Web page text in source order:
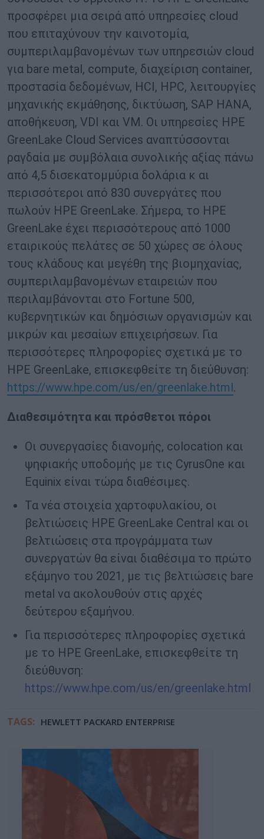
προσφέρει μια σειρά από υπηρεσίες cloud
που επιταχύνουν την καινοτομία,
συμπεριλαμβανομένων των υπηρεσιών cloud
για bare metal, compute, διαχείριση container,
προστασία δεδομένων, HCI, HPC, λειτουργίες
μηχανικής εκμάθησης, δικτύωση, SAP HANA,
αποθήκευση, VDI και VM. Οι υπηρεσίες HPE
GreenLake Cloud Services αναπτύσσονται
ραγδαία με συμβόλαια συνολικής αξίας πάνω
από 4,5 δισεκατομμύρια δολάρια κ αι
περισσότεροι από 830 συνεργάτες που
πωλούν HPE GreenLake. Σήμερα, το HPE
GreenLake έχει περισσότερους από 1000
εταιρικούς πελάτες σε 50 χώρες σε όλους
τους κλάδους και μεγέθη της βιομηχανίας,
συμπεριλαμβανομένων εταιρειών που
περιλαμβάνονται στο Fortune 500,
κυβερνητικών και δημόσιων οργανισμών και
μικρών και μεσαίων επιχειρήσεων. Για
περισσότερες πληροφορίες σχετικά με το
HPE GreenLake, επισκεφθείτε τη διεύθυνση:
https://www.hpe.com/us/en/greenlake.html .
Διαθεσιμότητα και πρόσθετοι πόροι
Οι συνεργασίες διανομής, colocation και
ψηφιακής υποδομής με τις CyrusOne και
Equinix είναι τώρα διαθέσιμες.
Τα νέα στοιχεία χαρτοφυλακίου, οι
βελτιώσεις HPE GreenLake Central και οι
βελτιώσεις στα προγράμματα των
συνεργατών θα είναι διαθέσιμα το πρώτο
εξάμηνο του 2021, με τις βελτιώσεις bare
metal να ακολουθούν στις αρχές
δεύτερου εξαμήνου.
Για περισσότερες πληροφορίες σχετικά
με το HPE GreenLake, επισκεφθείτε τη
διεύθυνση:
https://www.hpe.com/us/en/greenlake.html
TAGS: HEWLETT PACKARD ENTERPRISE